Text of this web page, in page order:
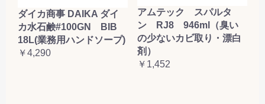
ダイカ商事 DAIKA ダイ
カ水石鹸#100GN BIB
18L(業務用ハンドソープ)
￥4,290
アムテック スパルタ
ン RJ8 946ml（臭い
の少ないカビ取り・漂白
剤）
￥1,452